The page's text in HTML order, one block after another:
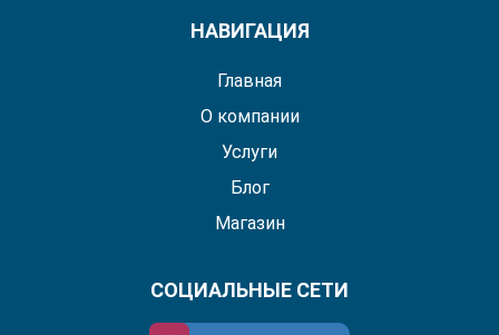
НАВИГАЦИЯ
Главная
О компании
Услуги
Блог
Магазин
СОЦИАЛЬНЫЕ СЕТИ